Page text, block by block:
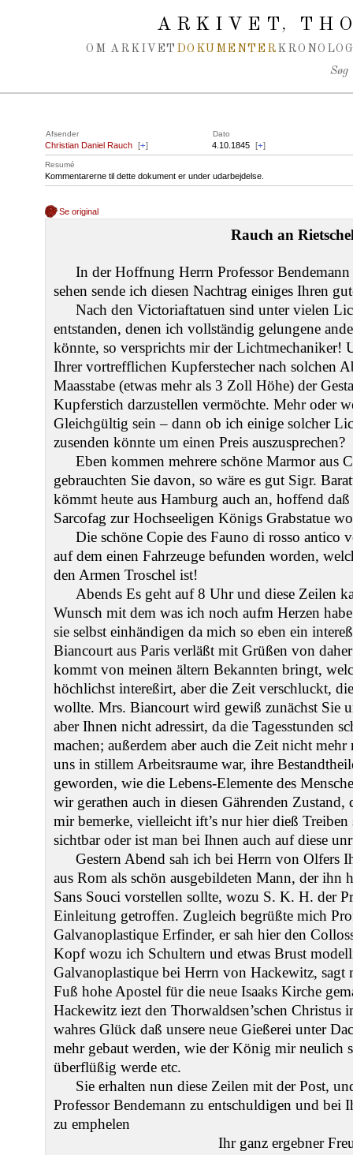
ARKIVET,
OM ARKIVET DOKUMENTER
Søg
Afsender Dato
Christian Daniel Rauch [+] 4.10.1845 [+]
Resumé
Kommentarerne til dette dokument er under udarbejdelse.
Se original
Rauch an
In der Hoffnung Herrn Professor
sehen sende ich diesen Nachtrag einiges Ihren
Nach den Victoriaftatuen sind unter vielen
entstanden, denen ich vollständig gelungene
könnte, so versprichts mir der Lichtmechaniker!
Ihrer vortrefflichen Kupferstecher nach solchen
Maasstabe (etwas mehr als 3 Zoll Höhe) der
Kupferstich darzustellen vermöchte. Mehr oder
Gleichgültig sein – dann ob ich einige solcher
zusenden könnte um einen Preis auszusprechen?
Eben kommen mehrere schöne Marmor aus
gebrauchten Sie davon, so wäre es gut Sigr.
kömmt heute aus Hamburg auch an, hoffend
Sarcofag zur Hochseeligen Königs Grabstatue
Die schöne Copie des Fauno di rosso antico
auf dem einen Fahrzeuge befunden worden,
den Armen Troschel ist!
Abends Es geht auf 8 Uhr und diese Zeilen
Wunsch mit dem was ich noch aufm Herzen
sie selbst einhändigen da mich so eben ein
Biancourt aus Paris verläßt mit Grüßen von
kommt von meinen ältern Bekannten bringt,
höchlichst intereßirt, aber die Zeit verschluckt,
wollte. Mrs. Biancourt wird gewiß zunächst Sie
aber Ihnen nicht adressirt, da die Tagesstunden
machen; außerdem aber auch die Zeit nicht mehr
uns in stillem Arbeitsraume war, ihre
geworden, wie die Lebens-Elemente des
wir gerathen auch in diesen Gährenden Zustand,
mir bemerke, vielleicht ift’s nur hier dieß
sichtbar oder ist man bei Ihnen auch auf diese
Gestern Abend sah ich bei Herrn von Olfers
aus Rom als schön ausgebildeten Mann, der ihn
Sans Souci vorstellen sollte, wozu S. K. H. der
Einleitung getroffen. Zugleich begrüßte mich
Galvanoplastique Erfinder, er sah hier den
Kopf wozu ich Schultern und etwas Brust
Galvanoplastique bei Herrn von Hackewitz, sagt
Fuß hohe Apostel für die neue Isaaks Kirche
Hackewitz iezt den Thorwaldsen’schen Christus
wahres Glück daß unsere neue Gießerei unter
mehr gebaut werden, wie der König mir neulich
überflüßig werde etc.
Sie erhalten nun diese Zeilen mit der Post,
Professor Bendemann zu entschuldigen und bei
zu emphelen
Ihr ganz ergebner